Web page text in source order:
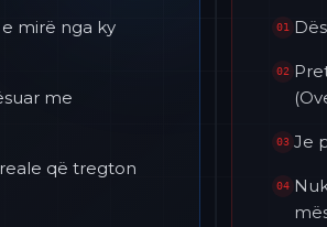
01
02
03 Je
04
mirë nga ky
me
që tregton